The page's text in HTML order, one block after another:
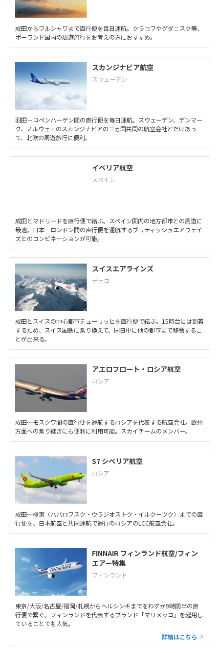
成田からワルシャワまで直行便を毎日運航。クラコフやグダニスク等、
ポーランド国内の周遊旅行をお考えの方におすすめ。
スカンジナビア航空
スウェーデン
羽田－コペンハーゲン間の直行便を毎日運航。スウェーデン、デンマー
ク、ノルウェーのスカンジナビアの三ヵ国共同の航空会社とだけあっ
て、北欧の周遊旅行に便利。
イベリア航空
スペイン
成田とマドリードを直行便で結ぶ。スペイン国内の地方都市との周遊に
最適。日本－ロンドン間の直行便を運航するブリティッシュエアウェイ
ズとのコンビネーションが可能。
スイスエアラインズ
チェコ
成田とスイスの中心都市チューリッヒを直行便で結ぶ。15時台には到着
するため、スイス国鉄に乗り換えて、同日中に他の都市まで移動するこ
とが出来る。
アエロフロート・ロシア航空
ロシア
成田～モスクワ間の直行便を運航するロシアを代表する航空会社。欧州
方面への乗り継ぎにも便利に利用可能。スカイチームのメンバー。
S7 シベリア航空
ロシア
成田～極東（ハバロフスク・ウラジオストク・イルクーツク）までの直
行便を、日本航空と共同運航で運行のロシアのLCC航空会社。
FINNAIR フィンランド航空/フィン
エアー特集
フィンランド
東京/大阪/名古屋/福岡/札幌からヘルシンキまでをわずか9時間半の直
行便で繋ぐ。フィンランドを代表するブランド「マリメッコ」を起用し
ていることでも人気。
詳細はこちら